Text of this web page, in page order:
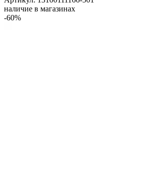
наличие в магазинах
-60%